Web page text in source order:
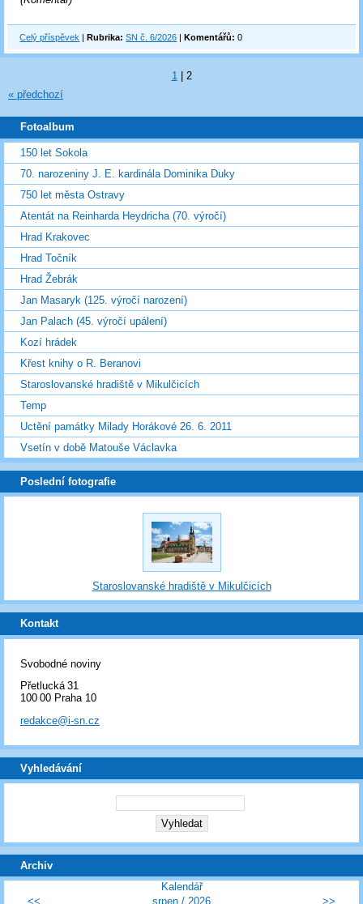
Celý příspěvek |Rubrika: SN č. 6/2026 |Komentářů: 0
« předchozí
1 2
Fotoalbum
150 let Sokola
70. narozeniny J. E. kardinála Dominika Duky
750 let města Ostravy
Atentát na Reinharda Heydricha (70. výročí)
Hrad Krakovec
Hrad Točník
Hrad Žebrák
Jan Masaryk (125. výročí narození)
Jan Palach (45. výročí upálení)
Kozí hrádek
Křest knihy o R. Beranovi
Staroslovanské hradiště v Mikulčicích
Temp
Uctění památky Milady Horákové 26. 6. 2011
Vsetín v době Matouše Václavka
Poslední fotografie
Staroslovanské hradiště v Mikulčicích
Kontakt
Svobodné noviny
Přetlucká 31
100 00 Praha 10
redakce@i-sn.cz
Vyhledávání
Archiv
Kalendář
<<
srpen/ 2026 >>